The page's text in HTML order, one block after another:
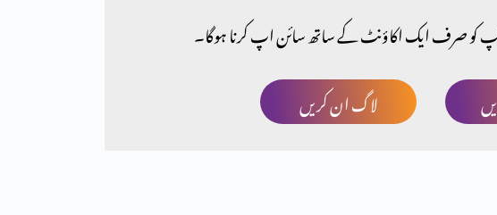
کو صرف ایک اکاؤنٹ کے ساتھ سائن اپ کرنا ہوگا۔
لاگ ان کریں